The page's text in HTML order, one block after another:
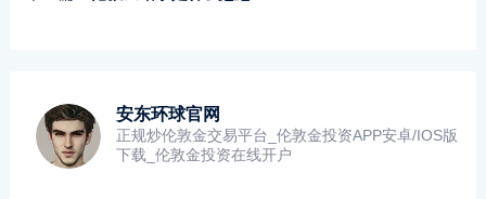
安东环球官网
正规炒伦敦金交易平台_伦敦金投资APP安卓/IOS版
下载_伦敦金投资在线开户